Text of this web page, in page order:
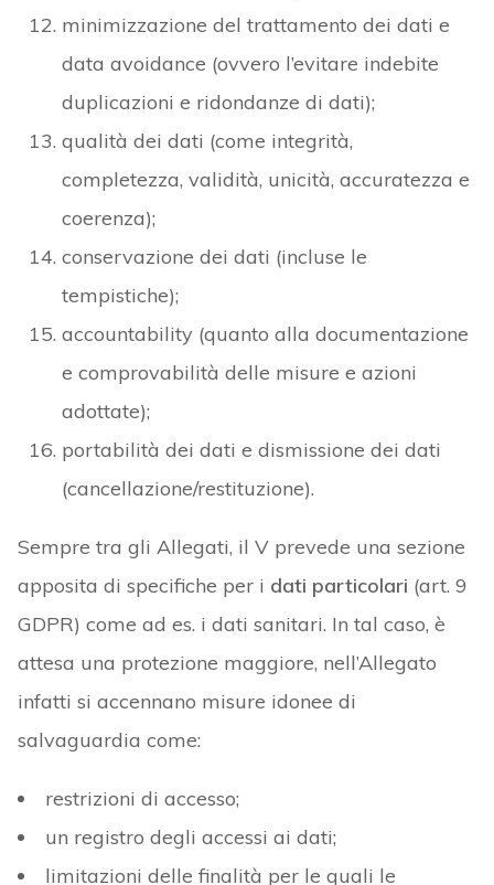
minimizzazione del trattamento dei dati e
data avoidance (ovvero l’evitare indebite
duplicazioni e ridondanze di dati);
qualità dei dati (come integrità,
completezza, validità, unicità, accuratezza e
coerenza);
conservazione dei dati (incluse le
tempistiche);
accountability (quanto alla documentazione
e comprovabilità delle misure e azioni
adottate);
portabilità dei dati e dismissione dei dati
(cancellazione/restituzione).
Sempre tra gli Allegati, il V prevede una sezione
apposita di specifiche per i dati particolari (art. 9
GDPR) come ad es. i dati sanitari. In tal caso, è
attesa una protezione maggiore, nell’Allegato
infatti si accennano misure idonee di
salvaguardia come:
restrizioni di accesso;
un registro degli accessi ai dati;
limitazioni delle finalità per le quali le